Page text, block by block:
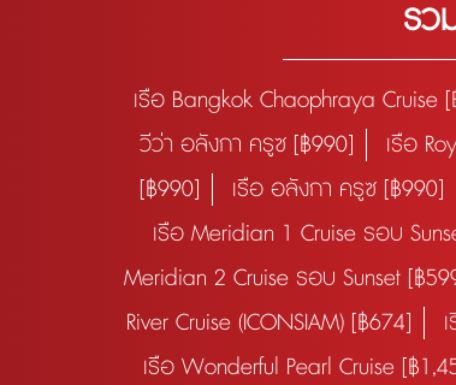
รว
เรือ Bangkok Chaophraya Cruise
วีว่า อลังกา ครูซ [฿990]
เรือ
[฿990]
เรือ อลังกา ครูซ [฿990]
เรือ Meridian 1 Cruise รอบ
Meridian 2 Cruise รอบ Sunset [฿
River Cruise (ICONSIAM) [฿674]
เรือ Wonderful Pearl Cruise [฿